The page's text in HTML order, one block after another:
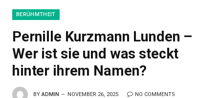
BERÜHMTHEIT
Pernille Kurzmann Lunden –
Wer ist sie und was steckt
hinter ihrem Namen?
BY ADMIN NOVEMBER 26, 2025 NO COMMENTS